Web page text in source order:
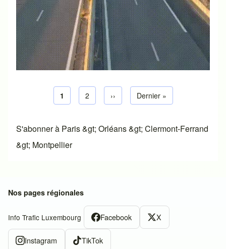
Pagination
Page courante
1 Page default
2 Next page
›› Dernière page
Dernier »
S'abonner à Paris &gt; Orléans &gt; Clermont-Ferrand
&gt; Montpellier
Nos pages régionales
Info Trafic Luxembourg Facebook X
Instagram TikTok